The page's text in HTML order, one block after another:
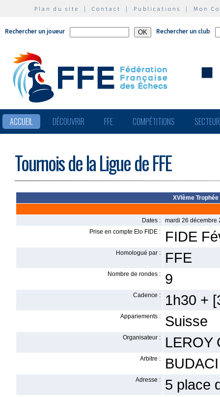
Plan du site | Contact | Publications | Mon
Rechercher un joueur Rechercher un club
ACCUEIL DÉCOUVRIR FFE COMPÉTITIONS
Tournois de la Ligue de FFE
XVIème
Dates :
mardi 26 décembre
Prise en compte Elo FIDE :
FIDE
Homologué par : FFE
Nombre de rondes : 9
Cadence : 1h30 +
Appariements : Suisse
Organisateur : LEROY
Arbitre :
Adresse : 5 place